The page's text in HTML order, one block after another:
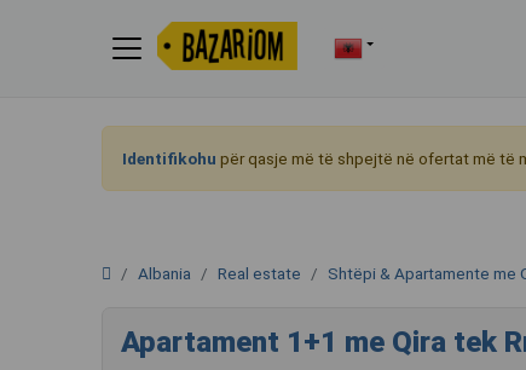
Identifikohu për qasje më të shpejtë në ofertat më të
Albania Real estate Shtëpi & Apartamente me
Apartament 1+1 me Qira tek